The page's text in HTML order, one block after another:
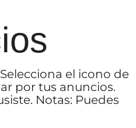
el icono de
por tus anuncios.
Notas: Puedes